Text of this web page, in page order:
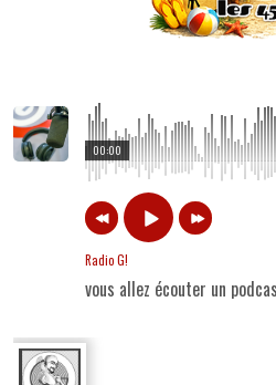
00:00
Radio G!
vous allez écouter un